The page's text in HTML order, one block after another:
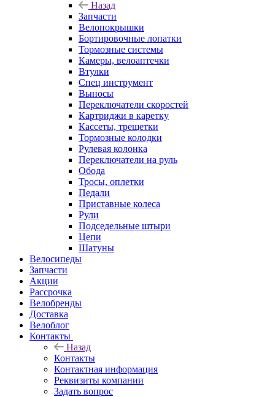
Назад
Запчасти
Велопокрышки
Бортировочные лопатки
Тормозные системы
Камеры, велоаптечки
Втулки
Спец инструмент
Выносы
Переключатели скоростей
Картриджи в каретку
Кассеты, трещетки
Тормозные колодки
Рулевая колонка
Переключатели на руль
Обода
Тросы, оплетки
Педали
Приставные колеса
Рули
Подседельные штыри
Цепи
Шатуны
Велосипеды
Запчасти
Акции
Рассрочка
Велобренды
Доставка
Велоблог
Контакты
Назад
Контакты
Контактная информация
Реквизиты компании
Задать вопрос